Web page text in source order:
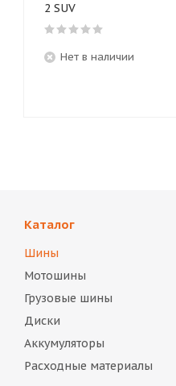
2 SUV
Нет в наличии
Каталог
Шины
Мотошины
Грузовые шины
Диски
Аккумуляторы
Расходные материалы